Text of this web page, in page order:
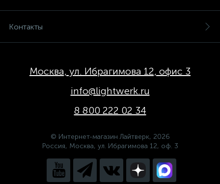
Контакты
Москва, ул. Ибрагимова 12, офис 3
info@lightwerk.ru
8 800 222 02 34
© Интернет-магазин Лайтверк, 2026
Россия, Москва, ул. Ибрагимова 12, оф. 3